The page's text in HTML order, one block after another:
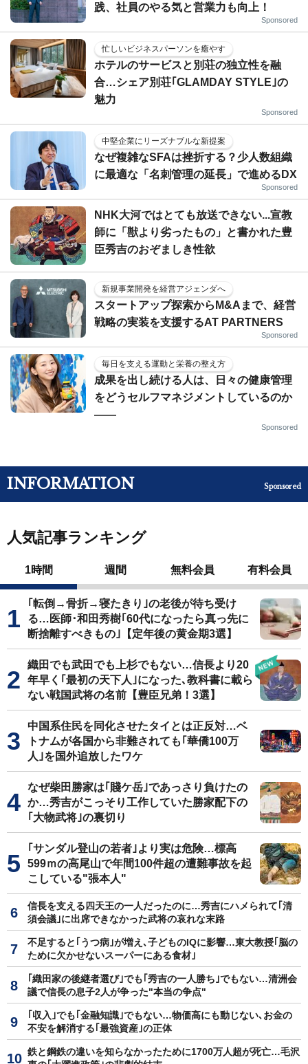
践、社員のやる気と営業力も向上！
Sponsored
忙しいビジネスパーソンを癒やす
ホテルのサービスと別荘の独立性を融
合…シェア別荘｢GLAMDAY STYLE｣の
魅力
Sponsored
中堅企業にリーズナブルな新提案
なぜ複雑なSFAは挫折する？少人数組織
に最適な「名刺管理の延長」で進めるDX
Sponsored
NHK大河ではとても放送できない...宣教
師に「獣より劣ったもの」と書かれた豊
臣秀吉のおぞましき性欲
新規事業開発を経営アジェンダへ
スタートアップ探索からM&Aまで、経営
戦略の実装を支援するAT PARTNERS
Sponsored
毎日を支える運動と栄養の整え方
成果を出し続ける人は、日々の健康管理
をどうセルフマネジメントしているのか
——
Sponsored
INFORMATION Sponsored
人気記事ランキング
1時間 週間 無料会員 有料会員
｢転倒→骨折→寝たきり｣の老後が待ち受け
る…医師･和田秀樹｢60代になったら真っ先に
断捨離すべきもの｣【定年後の黄金期3選】
織田でも武田でも上杉でもない…信長より20
年早く｢最初の天下人｣になった､教科書に載ら
ない戦国武将の名前【豊臣兄弟！3選】
中国系住民を同化させたタイとは正反対…ベ
トナムが各国から非難されても｢華僑100万
人｣を国外追放したワケ
なぜ柴田勝家は｢賤ケ岳｣であっさり負けたの
か…秀吉がこっそり工作していた勝家配下の
｢大物武将｣の裏切り
｢サンダル登山の若者｣より実は危険…標高
599ｍの高尾山で年間100件超の遭難事故を起
こしている"張本人"
信長を支える四天王の一人だったのに…秀吉にハメられて｢清
須会議｣に出席できなかった武将の哀れな末路
不足すると｢うつ病｣が増え､子どものIQに影響…東大教授｢脳の
ために欠かせないスーパーにある食材｣
｢織田家の後継者選び｣でも｢秀吉の一人勝ち｣でもない…清洲会
議で信長の息子2人が争った"本当の争点"
｢収入｣でも｢金融知識｣でもない…物価高にも動じない､お金の
不安を解消する｢最強資産｣の正体
鉄と鋼鉄の違いを知らなかったために1700万人超が死亡…毛沢